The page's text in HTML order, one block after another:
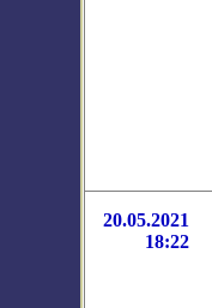
20.05.2021
18:22